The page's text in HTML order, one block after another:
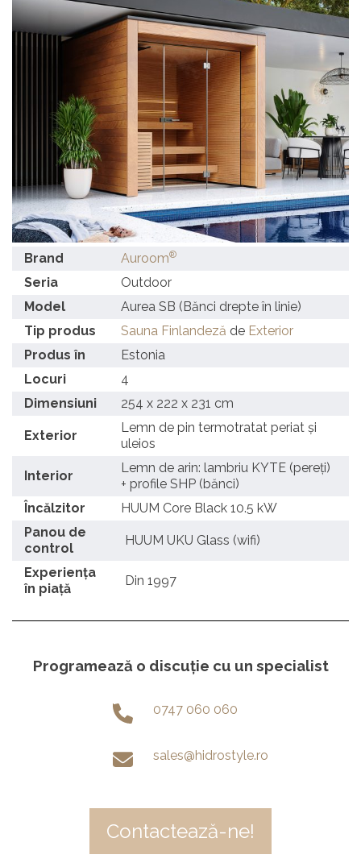
Brand Auroom®
Seria
Outdoor
Model
Aurea SB (Bănci drepte în linie)
Tip produs
Sauna Finlandeză de Exterior
Produs în
Estonia
Locuri
4
Dimensiuni
254 x 222 x 231 cm
Exterior
Lemn de pin termotratat periat și
uleios
Interior
Lemn de arin: lambriu KYTE (pereți)
+ profile SHP (bănci)
Încălzitor
HUUM Core Black 10.5 kW
Panou de
control
HUUM UKU Glass (wifi)
Experiența
în piață
Din 1997
Programează o discuție cu un specialist
0747 060 060
sales@hidrostyle.ro
Contactează-ne!